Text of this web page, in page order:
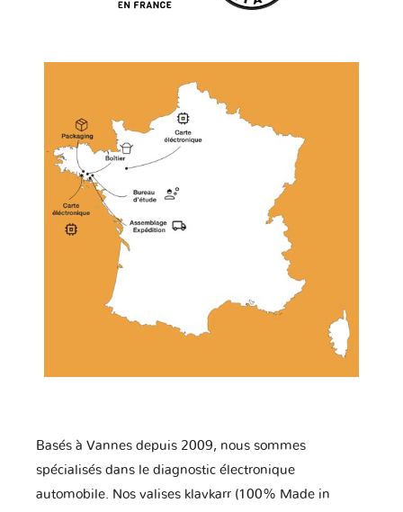
Basés à Vannes depuis 2009, nous sommes
spécialisés dans le diagnostic électronique
automobile. Nos valises klavkarr (100% Made in